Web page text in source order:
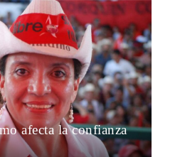
afecta la confianza